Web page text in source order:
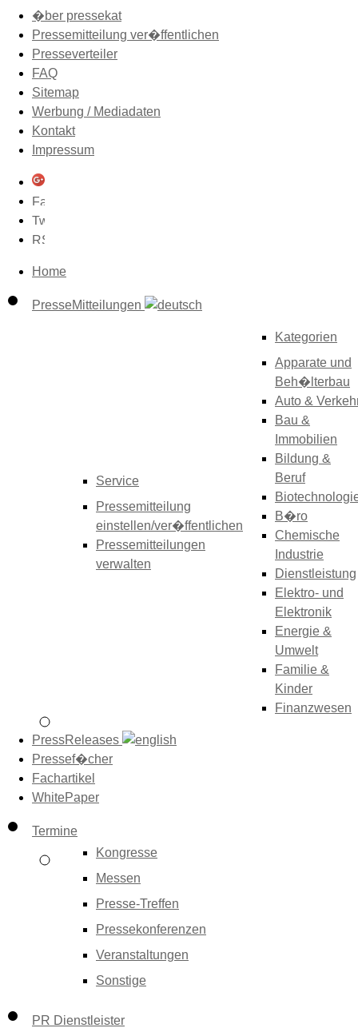
�ber pressekat
Pressemitteilung ver�ffentlichen
Presseverteiler
FAQ
Sitemap
Werbung / Mediadaten
Kontakt
Impressum
Home
PresseMitteilungen
Service
Pressemitteilung
einstellen/ver�ffentlichen
Pressemitteilungen
verwalten
Kategorien
Apparate und
Beh�lterbau
Auto &
Bau &
Immobilien
Bildung &
Beruf
B�ro
Chemische
Industrie
Dienstleistung
Elektro- und
Elektronik
Energie &
Umwelt
Familie &
Kinder
Finanzwesen
PressReleases
Pressef�cher
Fachartikel
WhitePaper
Termine
Kongresse
Messen
Presse-Treffen
Pressekonferenzen
Veranstaltungen
Sonstige
PR Dienstleister